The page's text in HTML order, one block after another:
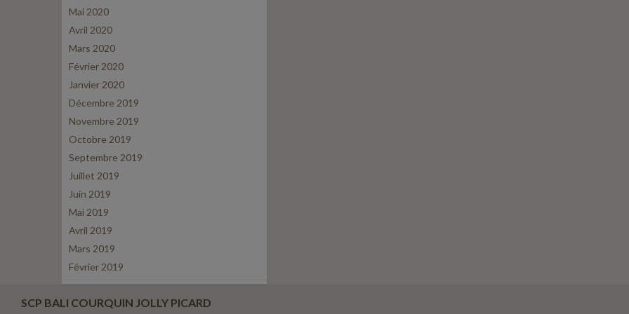
Mai 2020
Avril 2020
Mars 2020
Février 2020
Janvier 2020
Décembre 2019
Novembre 2019
Octobre 2019
Septembre 2019
Juillet 2019
Juin 2019
Mai 2019
Avril 2019
Mars 2019
Février 2019
SCP BALI COURQUIN JOLLY PICARD